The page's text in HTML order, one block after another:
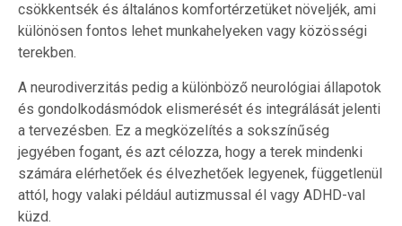
csökkentsék és általános komfortérzetüket növeljék, ami
különösen fontos lehet munkahelyeken vagy közösségi
terekben.
A neurodiverzitás pedig a különböző neurológiai állapotok
és gondolkodásmódok elismerését és integrálását jelenti
a tervezésben. Ez a megközelítés a sokszínűség
jegyében fogant, és azt célozza, hogy a terek mindenki
számára elérhetőek és élvezhetőek legyenek, függetlenül
attól, hogy valaki például autizmussal él vagy ADHD-val
küzd.